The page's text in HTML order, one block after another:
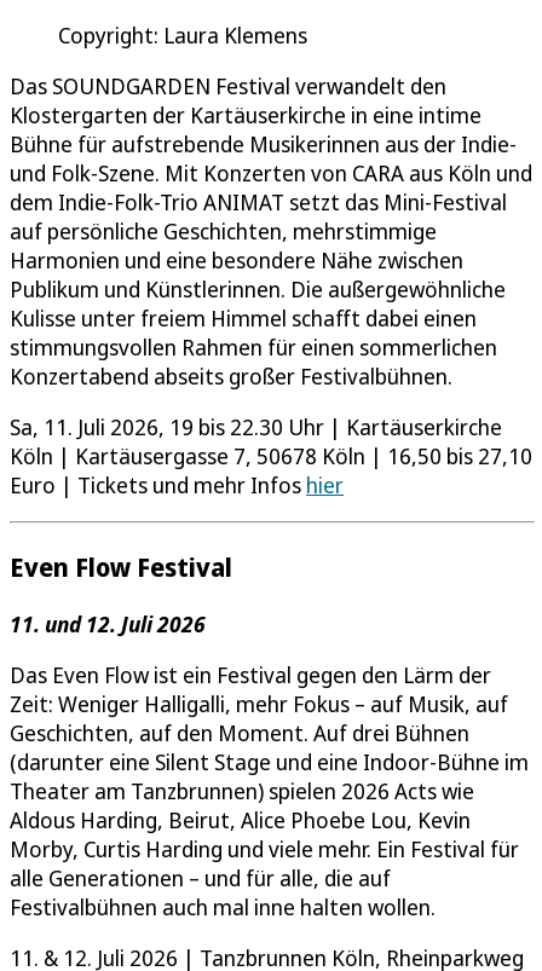
Copyright: Laura Klemens
Das SOUNDGARDEN Festival verwandelt den
Klostergarten der Kartäuserkirche in eine intime
Bühne für aufstrebende Musikerinnen aus der Indie-
und Folk-Szene. Mit Konzerten von CARA aus Köln und
dem Indie-Folk-Trio ANIMAT setzt das Mini-Festival
auf persönliche Geschichten, mehrstimmige
Harmonien und eine besondere Nähe zwischen
Publikum und Künstlerinnen. Die außergewöhnliche
Kulisse unter freiem Himmel schafft dabei einen
stimmungsvollen Rahmen für einen sommerlichen
Konzertabend abseits großer Festivalbühnen.
Sa, 11. Juli 2026, 19 bis 22.30 Uhr | Kartäuserkirche
Köln | Kartäusergasse 7, 50678 Köln | 16,50 bis 27,10
Euro | Tickets und mehr Infos hier
Even Flow Festival
11. und 12. Juli 2026
Das Even Flow ist ein Festival gegen den Lärm der
Zeit: Weniger Halligalli, mehr Fokus – auf Musik, auf
Geschichten, auf den Moment. Auf drei Bühnen
(darunter eine Silent Stage und eine Indoor-Bühne im
Theater am Tanzbrunnen) spielen 2026 Acts wie
Aldous Harding, Beirut, Alice Phoebe Lou, Kevin
Morby, Curtis Harding und viele mehr. Ein Festival für
alle Generationen – und für alle, die auf
Festivalbühnen auch mal inne halten wollen.
11. & 12. Juli 2026 | Tanzbrunnen Köln, Rheinparkweg